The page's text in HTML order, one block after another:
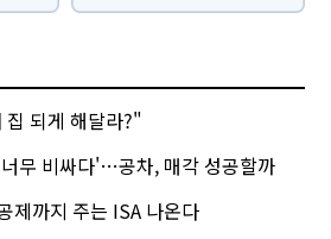
되게 해달라?"
무 비싸다'…공차, 매각 성공할까
제까지 주는 ISA 나온다